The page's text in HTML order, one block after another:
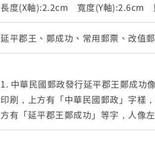
長度(X軸):2.2cm 寬度(Y軸):2.6cm
延平郡王、鄭成功、常用郵票、改值
1. 中華民國郵政發行延平郡王鄭成功
印刷，上方有「中華民國郵政」字樣
方有「延平郡王鄭成功」等字，人像
字，底邊原始「臺幣壹圓 100」等字